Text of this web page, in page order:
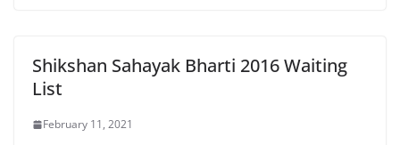
Shikshan Sahayak Bharti 2016 Waiting
List
February 11, 2021